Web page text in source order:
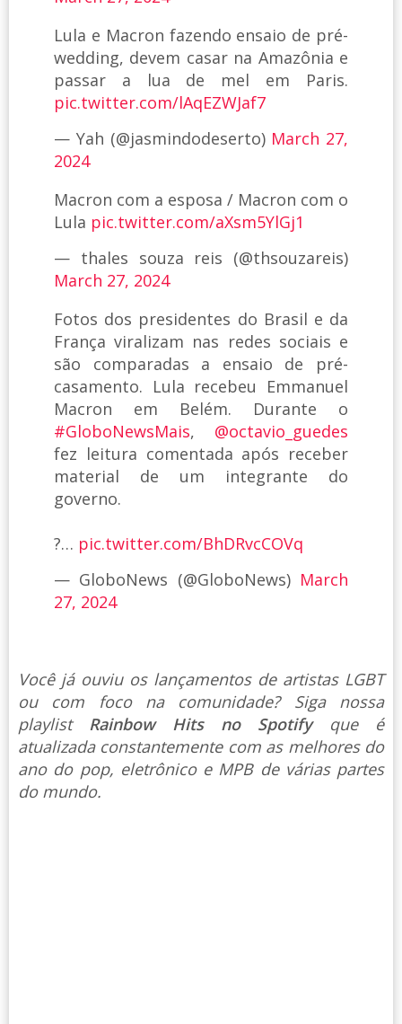
Lula e Macron fazendo ensaio de pré-
wedding, devem casar na Amazônia e
passar a lua de mel em Paris.
pic.twitter.com/lAqEZWJaf7
— Yah (@jasmindodeserto) March 27,
2024
Macron com a esposa / Macron com o
Lula pic.twitter.com/aXsm5YlGj1
— thales souza reis (@thsouzareis)
March 27, 2024
Fotos dos presidentes do Brasil e da
França viralizam nas redes sociais e
são comparadas a ensaio de pré-
casamento. Lula recebeu Emmanuel
Macron em Belém. Durante o
#GloboNewsMais, @octavio_guedes
fez leitura comentada após receber
material de um integrante do
governo.
?… pic.twitter.com/BhDRvcCOVq
— GloboNews (@GloboNews) March
27, 2024
Você já ouviu os lançamentos de artistas LGBT
ou com foco na comunidade? Siga nossa
playlist Rainbow Hits no Spotify que é
atualizada constantemente com as melhores do
ano do pop, eletrônico e MPB de várias partes
do mundo.